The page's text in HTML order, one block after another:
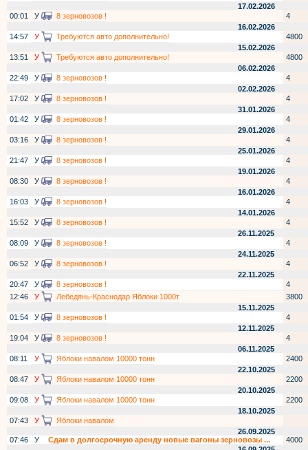
17.02.2026
00:01
У 8 зерновозов !
4
16.02.2026
14:57
У Требуются авто дополнительно!
4800
15.02.2026
13:51
У Требуются авто дополнительно!
4800
06.02.2026
22:49
У 8 зерновозов !
4
02.02.2026
17:02
У 8 зерновозов !
4
31.01.2026
01:42
У 8 зерновозов !
4
29.01.2026
03:16
У 8 зерновозов !
4
25.01.2026
21:47
У 8 зерновозов !
4
19.01.2026
08:30
У 8 зерновозов !
4
16.01.2026
16:03
У 8 зерновозов !
4
14.01.2026
15:52
У 8 зерновозов !
4
26.11.2025
08:09
У 8 зерновозов !
4
24.11.2025
06:52
У 8 зерновозов !
4
22.11.2025
20:47
У 8 зерновозов !
4
12:46
У Лебедянь-Краснодар Яблоки 1000т
3800
15.11.2025
01:54
У 8 зерновозов !
4
12.11.2025
19:04
У 8 зерновозов !
4
06.11.2025
08:11
У Яблоки навалом 10000 тонн
2400
22.10.2025
08:47
У Яблоки навалом 10000 тонн
2200
20.10.2025
09:08
У Яблоки навалом 10000 тонн
2200
18.10.2025
07:43
У
Яблоки навалом
26.09.2025
07:46
У Сдам в долгосрочную аренду новые вагоны зерновозы ...
4000